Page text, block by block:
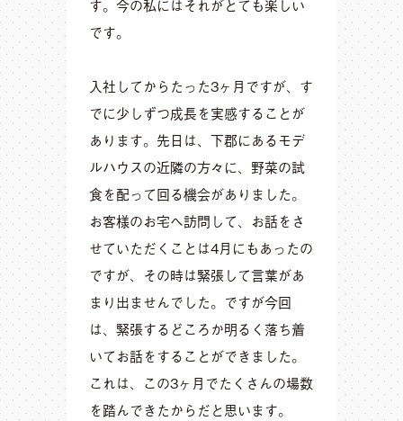
す。今の私にはそれがとても楽しい
です。
入社してからたった3ヶ月ですが、す
でに少しずつ成長を実感することが
あります。先日は、下郡にあるモデ
ルハウスの近隣の方々に、野菜の試
食を配って回る機会がありました。
お客様のお宅へ訪問して、お話をさ
せていただくことは4月にもあったの
ですが、その時は緊張して言葉があ
まり出ませんでした。ですが今回
は、緊張するどころか明るく落ち着
いてお話をすることができました。
これは、この3ヶ月でたくさんの場数
を踏んできたからだと思います。